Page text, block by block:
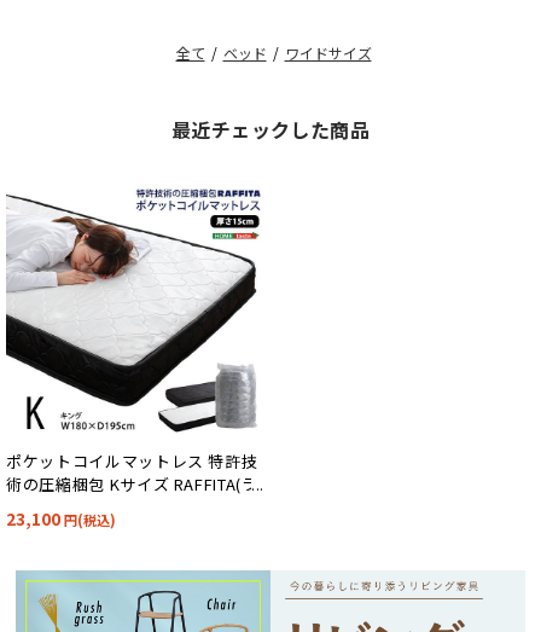
全て / ベッド / ワイドサイズ
最近チェックした商品
ポケットコイルマットレス 特許技
術の圧縮梱包 Kサイズ RAFFITA(ラ
23,100円(税込)